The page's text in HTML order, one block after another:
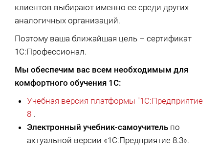
клиентов выбирают именно ее среди других
аналогичных организаций.
Поэтому ваша ближайшая цель – сертификат
1С:Профессионал.
Мы обеспечим вас всем необходимым для
комфортного обучения 1С:
Учебная версия платформы "1С:Предприятие
8".
Электронный учебник-самоучитель по
актуальной версии «1С:Предприятие 8.3».